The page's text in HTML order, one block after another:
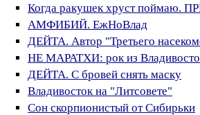
Когда ракушек хруст поймаю.
АМФИБИЙ. ЕжНоВлад
ДЕЙТА. Автор "Третьего
НЕ МАРАТХИ: рок из
ДЕЙТА. С бровей снять маску
Владивосток на "Литсовете"
Сон скорпионистый от Сибирьки